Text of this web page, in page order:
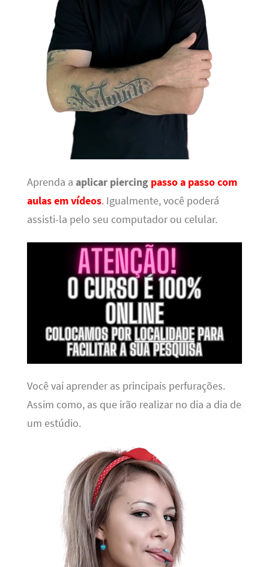
Aprenda a aplicar piercing passo a passo com
aulas em vídeos. Igualmente, você poderá
assisti-la pelo seu computador ou celular.
Você vai aprender as principais perfurações.
Assim como, as que irão realizar no dia a dia de
um estúdio.